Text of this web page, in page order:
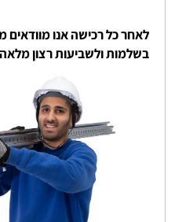
לאחר כל רכישה אנו
בשלמות ולשביעות רצון